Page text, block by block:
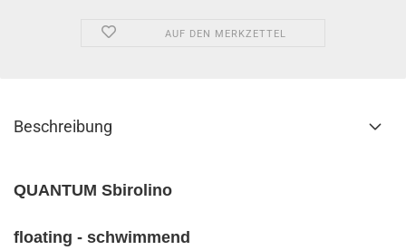
AUF DEN MERKZETTEL
Beschreibung
QUANTUM Sbirolino
floating - schwimmend